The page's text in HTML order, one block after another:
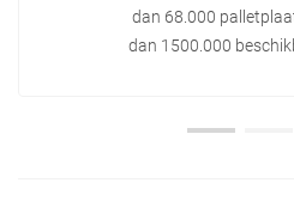
dan 68.000
dan 1500.000